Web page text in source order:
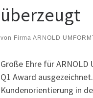
überzeugt
von Firma ARNOLD
Große Ehre für
Q1 Award
Kundenorientierung in